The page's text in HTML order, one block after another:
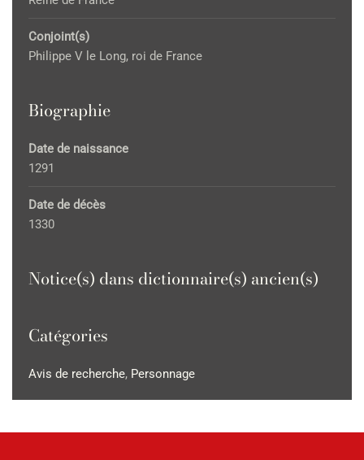
Conjoint(s)
Philippe V le Long, roi de France
Biographie
Date de naissance
1291
Date de décès
1330
Notice(s) dans dictionnaire(s) ancien(s)
Catégories
Avis de recherche, Personnage